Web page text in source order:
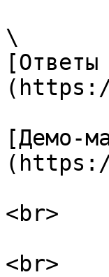
\
[Демо-
<br>
<br>